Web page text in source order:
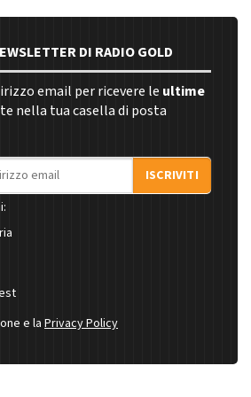
DI RADIO GOLD
email per ricevere le ultime
nella tua casella di posta
ISCRIVITI
e la Privacy Policy